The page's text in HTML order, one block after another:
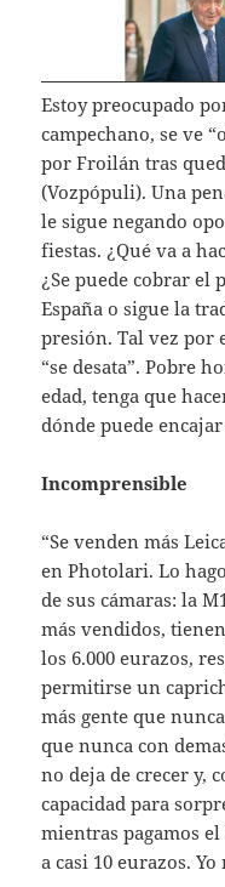
Estoy preocupado
campechano, se ve
por Froilán tras
(Vozpópuli). Una
le sigue negando
fiestas. ¿Qué va a
¿Se puede cobrar el
España o sigue la
presión. Tal vez por
“se desata”. Pobre
edad, tenga que
dónde puede
Incomprensible
“Se venden más
en Photolari. Lo
de sus cámaras: la
más vendidos,
los 6.000 eurazos,
permitirse un
más gente que
que nunca con
no deja de crecer y,
capacidad para
mientras pagamos
a casi 10 eurazos.